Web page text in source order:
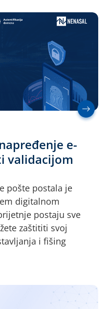
e-
validacijom
pošte postala je
digitalnom
postaju sve
zaštititi svoj
i fišing